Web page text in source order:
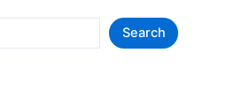
Search